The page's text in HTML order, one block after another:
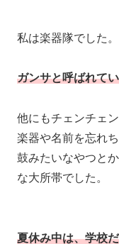
私は楽器隊でした。
ガンサと呼ばれて
他にもチェンチェ
楽器や名前を忘れ
鼓みたいなやつと
な大所帯でした。
夏休み中は、学校